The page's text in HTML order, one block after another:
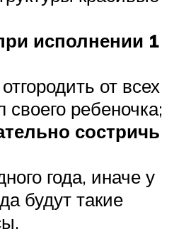
исполнении 1
от всех
своего ребеночка;
состричь
года, иначе у
будут такие